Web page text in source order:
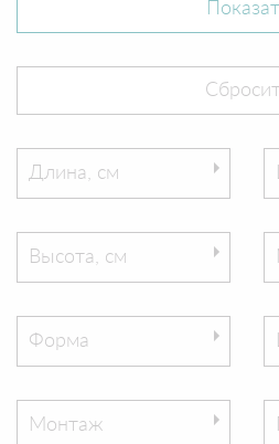
Длина, см
Высота, см
Форма
Монтаж